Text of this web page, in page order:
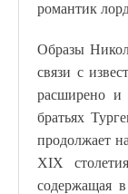
романтик
Образы
связи с
расширено и
братьях
продолжает
XIX
содержащая